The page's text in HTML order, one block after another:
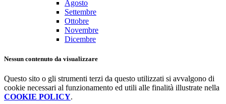
Agosto
Settembre
Ottobre
Novembre
Dicembre
Nessun contenuto da visualizzare
Questo sito o gli strumenti terzi da questo utilizzati si avvalgono di
cookie necessari al funzionamento ed utili alle finalità illustrate nella
COOKIE POLICY.